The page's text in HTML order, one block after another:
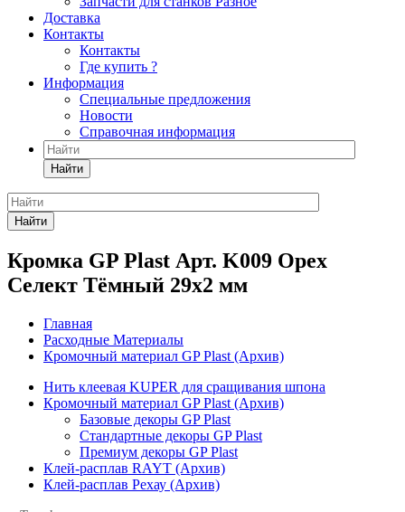
Доставка
Контакты
Контакты
Где купить ?
Информация
Специальные предложения
Новости
Справочная информация
Найти
Найти
Кромка GP Plast Арт. K009 Орех
Селект Тёмный 29x2 мм
Главная
Расходные Материалы
Кромочный материал GP Plast (Архив)
Нить клеевая KUPER для сращивания шпона
Кромочный материал GP Plast (Архив)
Базовые декоры GP Plast
Стандартные декоры GP Plast
Премиум декоры GP Plast
Клей-расплав RAYT (Архив)
Клей-расплав Рехау (Архив)